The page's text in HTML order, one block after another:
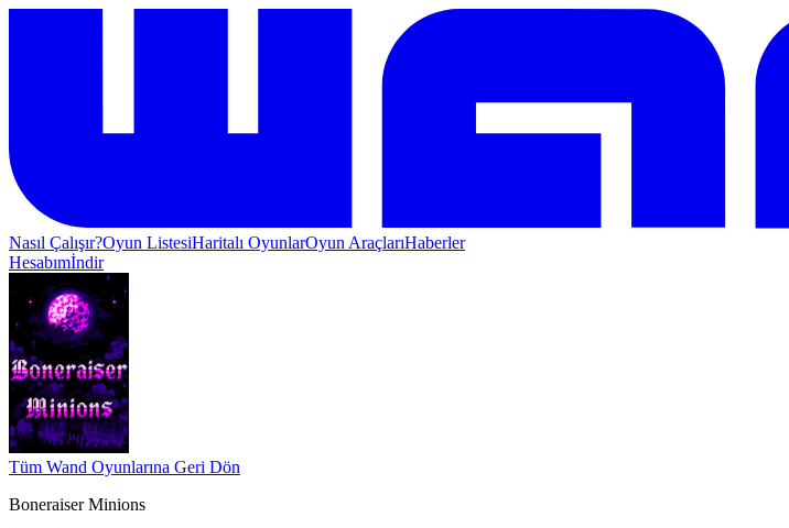
Nasıl Çalışır?Oyun ListesiHaritalı OyunlarOyun AraçlarıHaberler
Hesabımİndir
Tüm Wand Oyunlarına Geri Dön
Boneraiser Minions